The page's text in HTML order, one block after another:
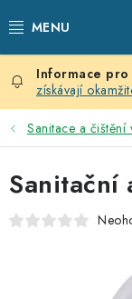
na
PRODEJNÍ
SKLADOVACÍ
CHLAZENÍ PRO
VÝČEPNÍ
získávají
Sanitace a čištění
Sanitační